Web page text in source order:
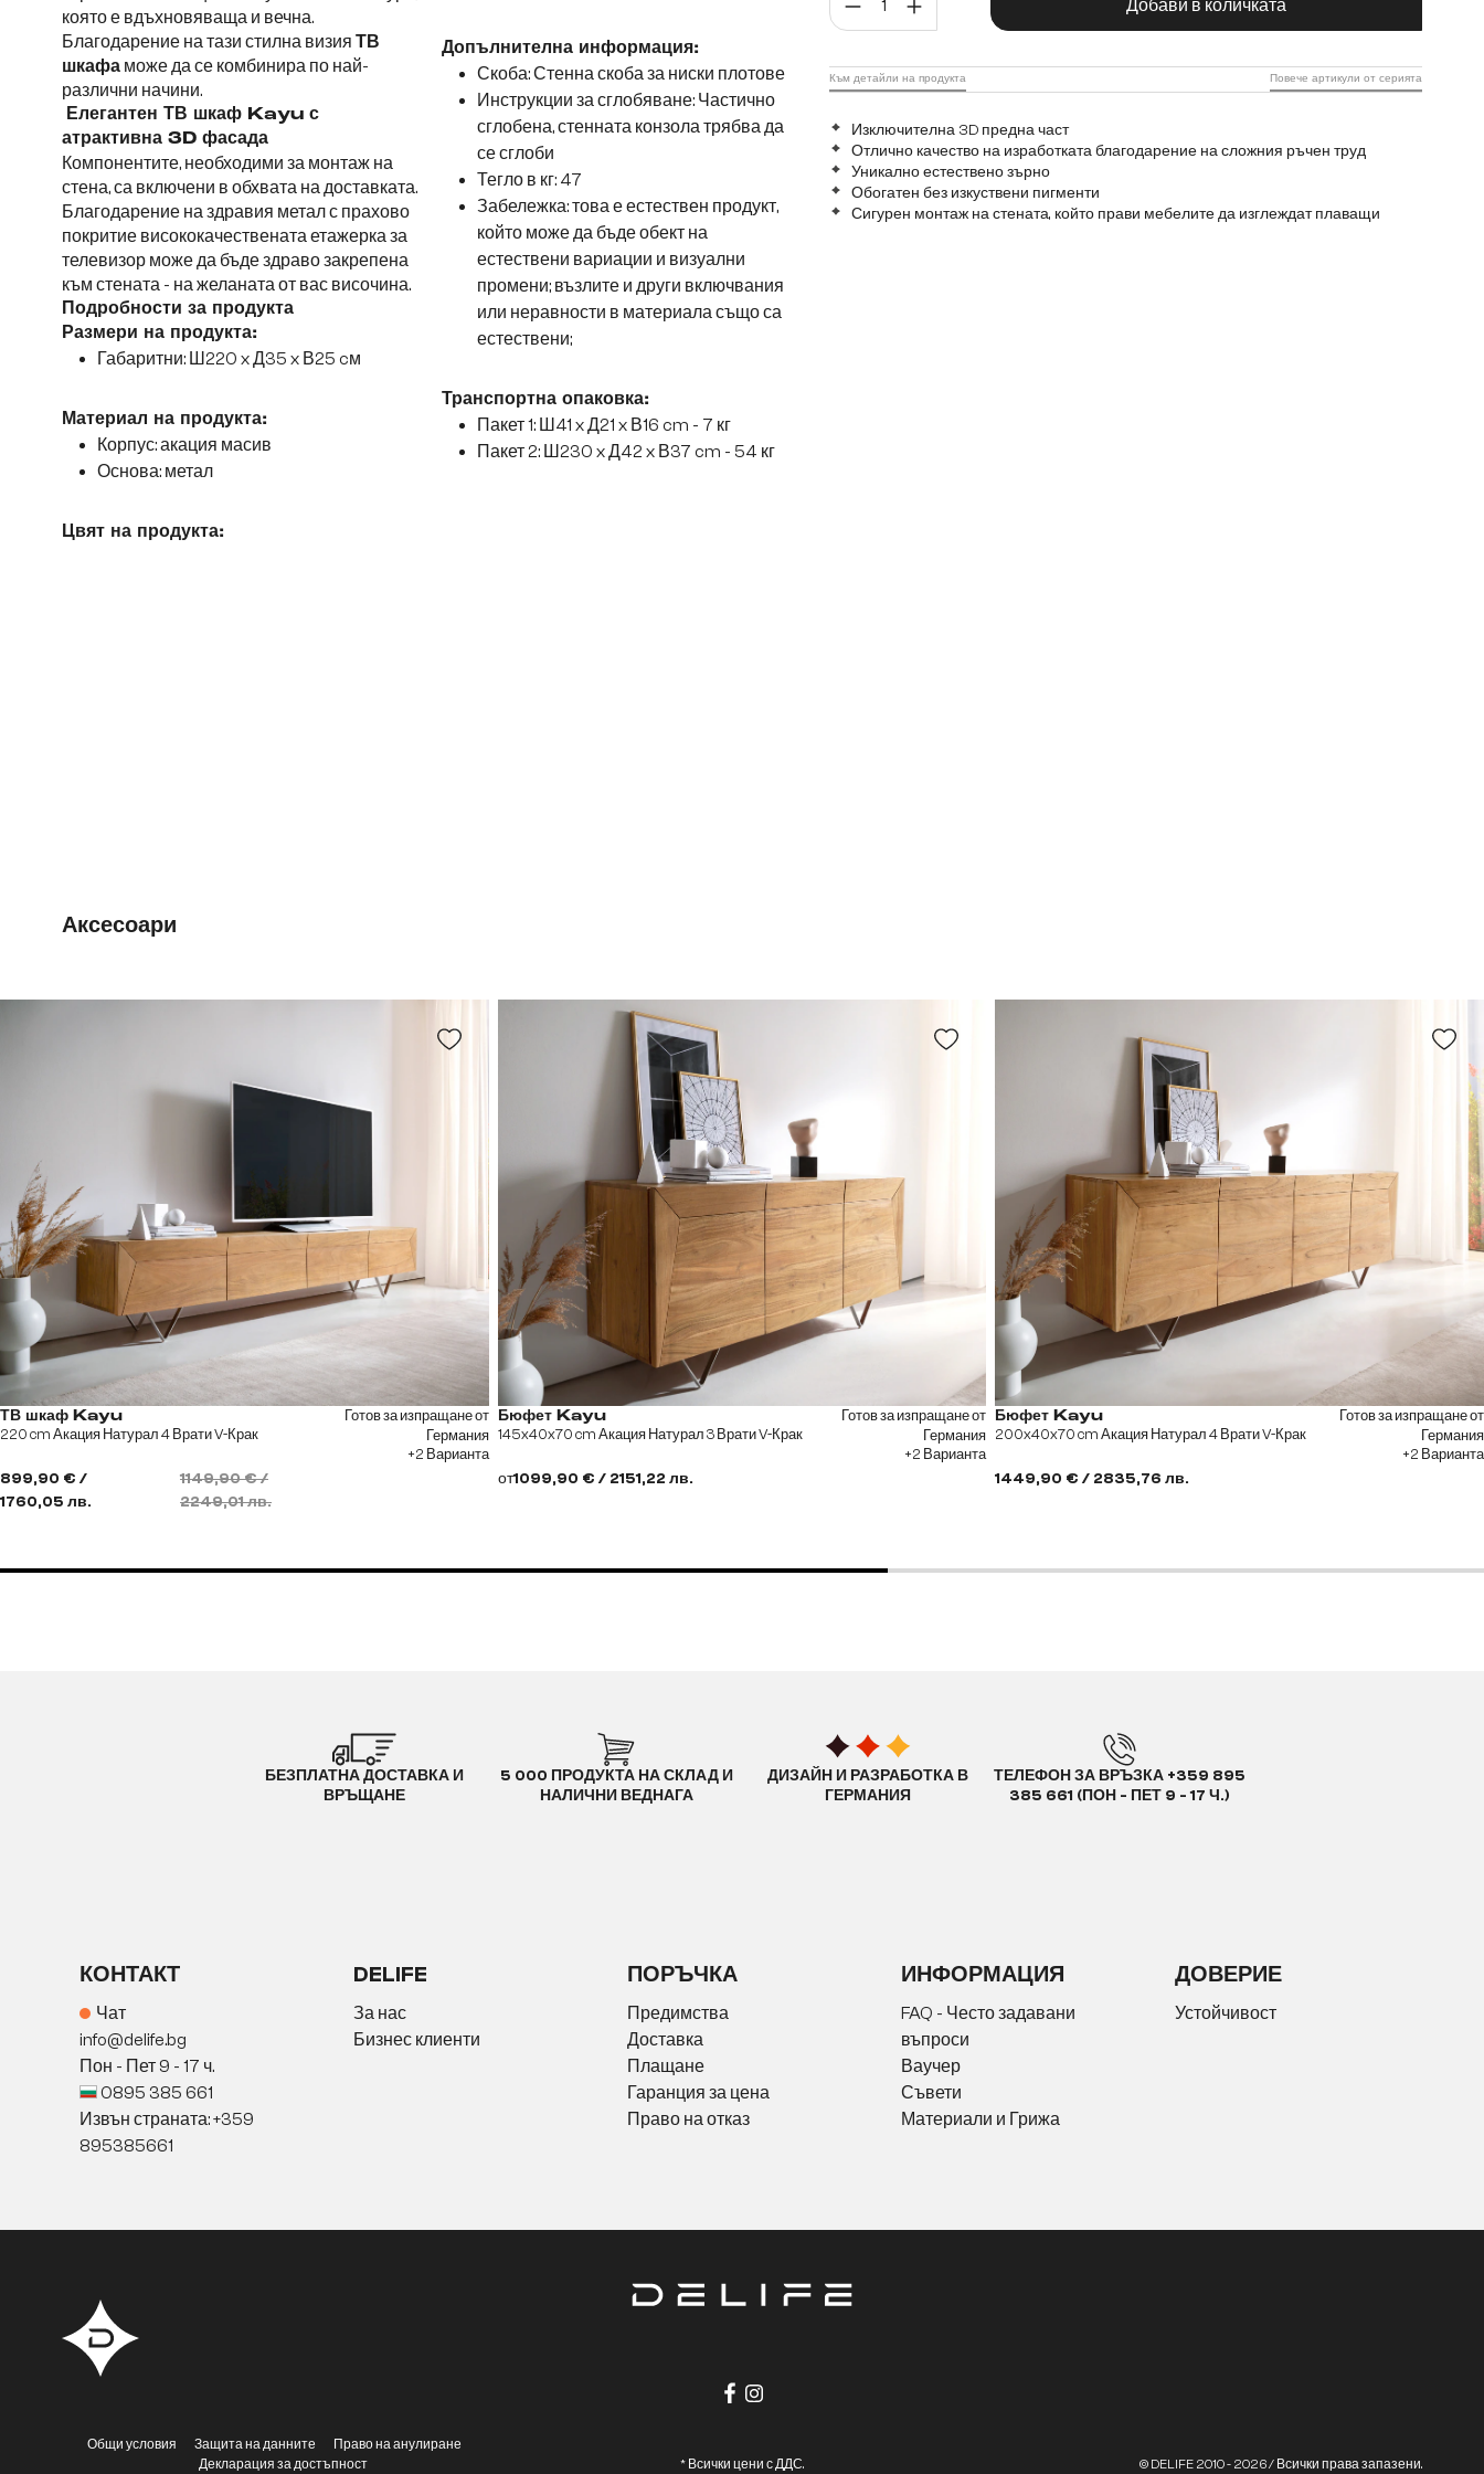
Добави в количката
Изключителна 3D предна част
Отлично качество на изработката благодарение на сложния ръчен труд
Уникално естествено зърно
Обогатен без изкуствени пигменти
Сигурен монтаж на стената, който прави мебелите да изглеждат плаващи
Към детайли на продукта Повече артикули от серията
която е вдъхновяваща и вечна.
Благодарение на тази стилна визия ТВ
шкафа може да се комбинира по най-
различни начини.
Елегантен ТВ шкаф Kayu с
атрактивна 3D фасада
Компонентите, необходими за монтаж на
стена, са включени в обхвата на доставката.
Благодарение на здравия метал с прахово
покритие висококачествената етажерка за
телевизор може да бъде здраво закрепена
към стената - на желаната от вас височина.
Подробности за продукта
Размери на продукта:
Габаритни: Ш220 x Д35 x В25 cм
Материал на продукта:
Корпус: акация масив
Основа: метал
Цвят на продукта:
Допълнителна информация:
Скоба: Стенна скоба за ниски плотове
Инструкции за сглобяване: Частично
сглобена, стенната конзола трябва да
се сглоби
Тегло в кг: 47
Забележка: това е естествен продукт,
който може да бъде обект на
естествени вариации и визуални
промени; възлите и други включвания
или неравности в материала също са
естествени;
Транспортна опаковка:
Пакет 1: Ш41 x Д21 x В16 cm - 7 кг
Пакет 2: Ш230 x Д42 x В37 cm - 54 кг
Аксесоари
ТВ шкаф Kayu
220 cm Акация Натурал 4 Врати V-Крак
899,90 € /
1760,05 лв.
1149,90 € /
2249,01 лв.
Готов за изпращане от
Германия
+2 Варианта
Бюфет Kayu
145x40x70 cm Акация Натурал 3 Врати V-Крак
от1099,90 € / 2151,22 лв.
Готов за изпращане от
Германия
+2 Варианта
Бюфет Kayu
200x40x70 cm Акация Натурал 4 Врати V-Крак
1449,90 € / 2835,76 лв.
Готов за изпращане от
Германия
+2 Варианта
БЕЗПЛАТНА ДОСТАВКА И
ВРЪЩАНЕ
5 000 ПРОДУКТА НА СКЛАД И
НАЛИЧНИ ВЕДНАГА
ДИЗАЙН И РАЗРАБОТКА В
ГЕРМАНИЯ
ТЕЛЕФОН ЗА ВРЪЗКА +359 895
385 661 (ПОН - ПЕТ 9 - 17 Ч.)
КОНТАКТ
Чат
info@delife.bg
Пон - Пет 9 - 17 ч.
0895 385 661
Извън страната: +359
895385661
DELIFE
За нас
Бизнес клиенти
ПОРЪЧКА
Предимства
Доставка
Плащане
Гаранция за цена
Право на отказ
ИНФОРМАЦИЯ
FAQ - Често задавани
въпроси
Ваучер
Съвети
Материали и Грижа
ДОВЕРИЕ
Устойчивост
Общи условия Защита на данните
Право на анулиране
Декларация за достъпност
* Всички цени с ДДС. © DELIFE 2010 - 2026 / Всички права запазени.